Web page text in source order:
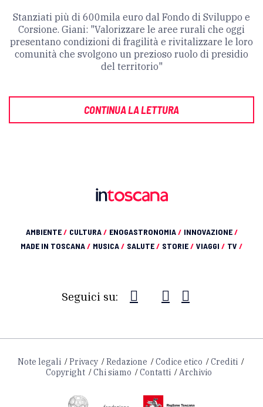
Stanziati più di 600mila euro dal Fondo di Sviluppo e
Corsione. Giani: "Valorizzare le aree rurali che oggi
presentano condizioni di fragilità e rivitalizzare le loro
comunità che svolgono un prezioso ruolo di presidio
del territorio"
CONTINUA LA LETTURA
AMBIENTE/ CULTURA/ ENOGASTRONOMIA/ INNOVAZIONE/
MADE IN TOSCANA/ MUSICA/ SALUTE/ STORIE/ VIAGGI / TV /
Seguici su:
Note legali Privacy Redazione Codice etico
Crediti
Copyright
Chi siamo Contatti Archivio